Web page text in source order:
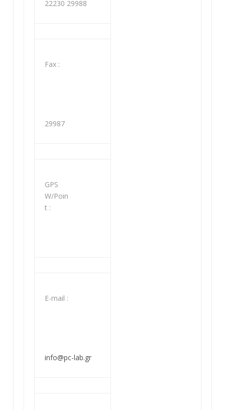
22230 29988
Fax :
29987
GPS
W/Poin
t :
Ε-mail :
info@pc-lab.gr